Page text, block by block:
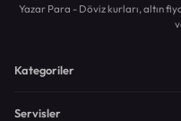
Yazar Para - Döviz kurları, altın
Kategoriler
Servisler